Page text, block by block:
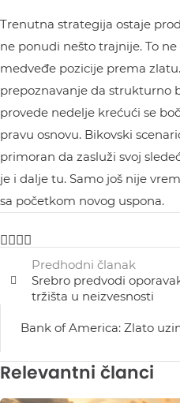
Trenutna strategija ostaje
ne ponudi nešto trajnije. To
medveđe pozicije prema
prepoznavanje da strukturno
provede nedelje krećući se
pravu osnovu. Bikovski
primoran da zasluži svoj
je i dalje tu. Samo još nije
sa početkom novog uspona.
Predhodni članak
Srebro predvodi
tržišta u neizvesnosti
Bank of America: Zlato
Relevantni članci